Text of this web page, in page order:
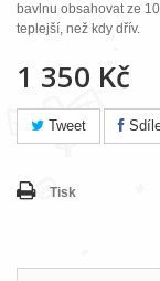
bavlnu obsahovat ze
teplejší, než kdy dřív.
1 350 Kč
Tweet
Tisk